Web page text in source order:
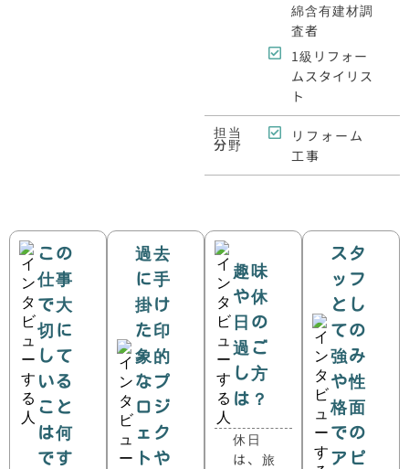
綿含有建材調
査者
1級リフォー
ムスタイリス
ト
担当
分野
リフォーム
工事
この
仕事
で大
切に
して
いる
こと
は何
です
過去
に手
掛け
た印
象的
なプ
ロジ
ェク
トや
趣味
や休
日の
過ご
し方
は？
休日
は、旅
スタ
ッフ
とし
ての
強み
や性
格面
での
アピ